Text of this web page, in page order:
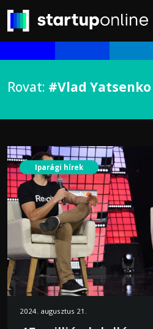
Rovat: #Vlad Yatsenko
Iparági hírek
2024. augusztus 21.